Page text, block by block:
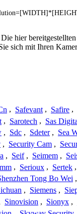
hier
sich mit Ihren
, Safevant , Safire ,
, Sarotech , Sas
, Sdc , Sdeter , Sea
, Security Cam ,
, Seif , Seimem ,
, Serioux , Sertek ,
Tong Bo Wei ,
, Siemens ,
Sinovision , Sionyx ,